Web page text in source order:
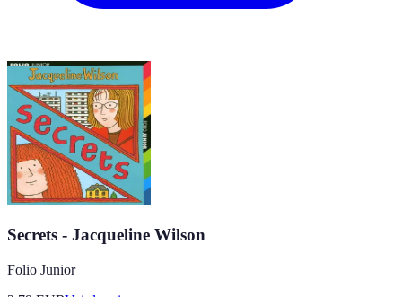
Secrets - Jacqueline Wilson
Folio Junior